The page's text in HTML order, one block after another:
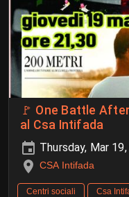
🚩 One Battle
al Csa Intifada
Thursday, Mar
CSA Intifada
Centri sociali Csa